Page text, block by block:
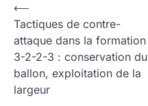
P
o
s
t
n
⟵
Tactiques de contre-
attaque dans la formation
3-2-2-3 : conservation du
ballon, exploitation de la
largeur